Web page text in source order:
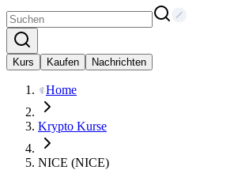
Kurs Kaufen Nachrichten
Home
Krypto Kurse
NICE (NICE)